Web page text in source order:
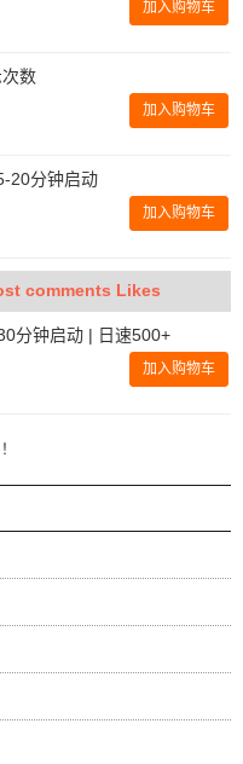
加入购物车
数
加入购物车
20分钟启动
加入购物车
comments Likes
分钟启动 | 日速500+
加入购物车